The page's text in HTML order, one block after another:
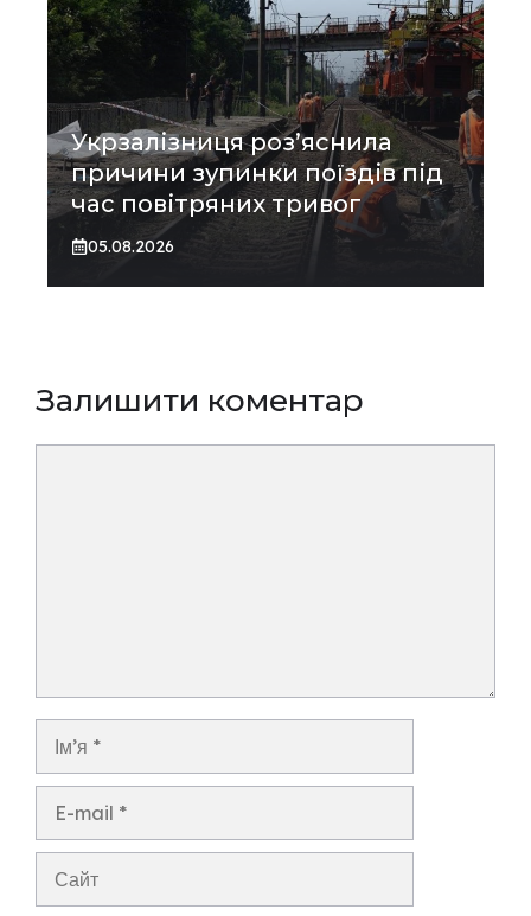
Укрзалізниця роз’яснила
причини зупинки поїздів під
час повітряних тривог
05.08.2026
Залишити коментар